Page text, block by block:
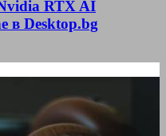
RTX AI
в Desktop.bg